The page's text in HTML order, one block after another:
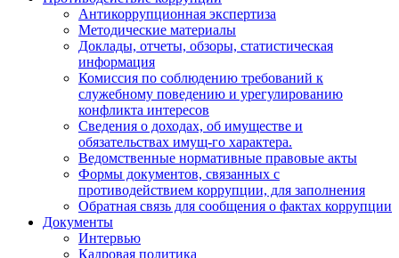
Антикоррупционная экспертиза
Методические материалы
Доклады, отчеты, обзоры, статистическая
информация
Комиссия по соблюдению требований к
служебному поведению и урегулированию
конфликта интересов
Сведения о доходах, об имуществе и
обязательствах имущ-го характера.
Ведомственные нормативные правовые акты
Формы документов, связанных с
противодействием коррупции, для заполнения
Обратная связь для сообщения о фактах коррупции
Документы
Интервью
Кадровая политика